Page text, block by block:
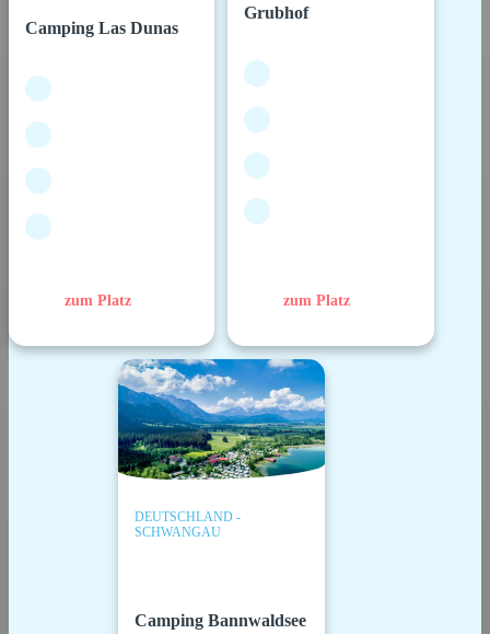
Camping Las Dunas
zum Platz
Grubhof
zum Platz
DEUTSCHLAND -
SCHWANGAU
Camping Bannwaldsee